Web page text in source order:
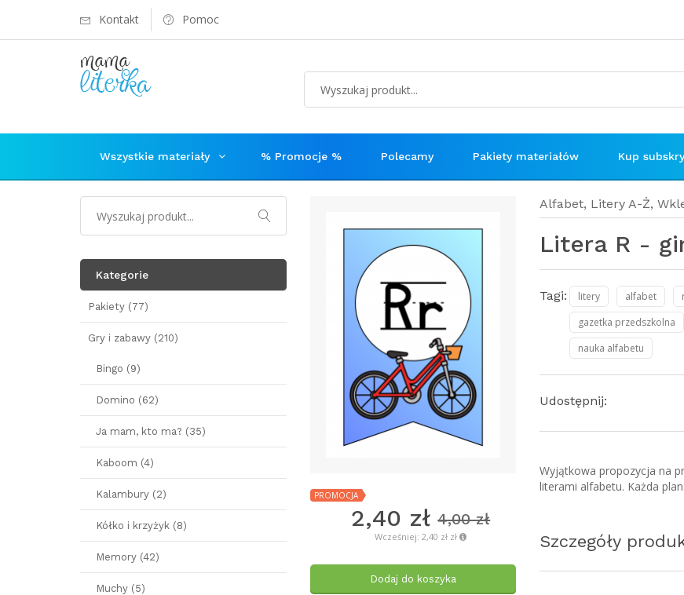
Kontakt Pomoc
Wszystkie materiały % Promocje % Polecamy Pakiety materiałów Kup
PROMOCJA
2,40 zł 4,00 zł
Wcześniej: 2,40 zł zł
Dodaj do koszyka
Alfabet, Litery A-Ż,
Litera R -
Tagi: litery alfabet
gazetka przedszkolna
nauka alfabetu
Udostępnij:
Wyjątkowa propozycja na
literami alfabetu. Każda
Szczegóły
Kategorie
Pakiety (77)
Gry i zabawy (210)
Bingo (9)
Domino (62)
Ja mam, kto ma? (35)
Kaboom (4)
Kalambury (2)
Kółko i krzyżyk (8)
Memory (42)
Muchy (5)